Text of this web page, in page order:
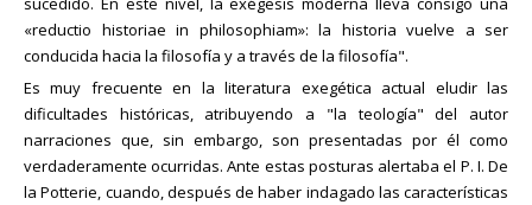
«reductio historiae in philosophiam»: la historia vuelve a ser
conducida hacia la filosofía y a través de la filosofía".
Es muy frecuente en la literatura exegética actual eludir las
dificultades históricas, atribuyendo a "la teología" del autor
narraciones que, sin embargo, son presentadas por él como
verdaderamente ocurridas. Ante estas posturas alertaba el P. I. De
la Potterie, cuando, después de haber indagado las características